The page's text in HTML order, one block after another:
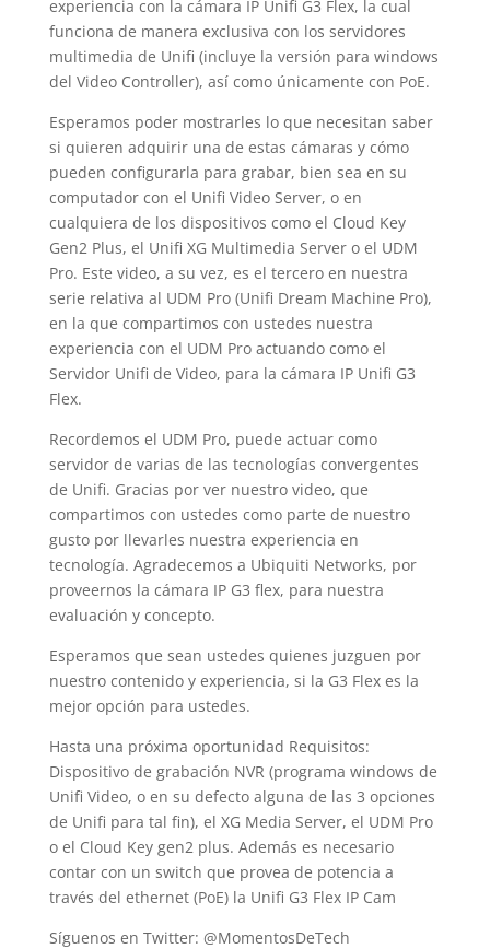
experiencia con la cámara IP Unifi G3 Flex, la cual
funciona de manera exclusiva con los servidores
multimedia de Unifi (incluye la versión para windows
del Video Controller), así como únicamente con PoE.
Esperamos poder mostrarles lo que necesitan saber
si quieren adquirir una de estas cámaras y cómo
pueden configurarla para grabar, bien sea en su
computador con el Unifi Video Server, o en
cualquiera de los dispositivos como el Cloud Key
Gen2 Plus, el Unifi XG Multimedia Server o el UDM
Pro. Este video, a su vez, es el tercero en nuestra
serie relativa al UDM Pro (Unifi Dream Machine Pro),
en la que compartimos con ustedes nuestra
experiencia con el UDM Pro actuando como el
Servidor Unifi de Video, para la cámara IP Unifi G3
Flex.
Recordemos el UDM Pro, puede actuar como
servidor de varias de las tecnologías convergentes
de Unifi. Gracias por ver nuestro video, que
compartimos con ustedes como parte de nuestro
gusto por llevarles nuestra experiencia en
tecnología. Agradecemos a Ubiquiti Networks, por
proveernos la cámara IP G3 flex, para nuestra
evaluación y concepto.
Esperamos que sean ustedes quienes juzguen por
nuestro contenido y experiencia, si la G3 Flex es la
mejor opción para ustedes.
Hasta una próxima oportunidad Requisitos:
Dispositivo de grabación NVR (programa windows de
Unifi Video, o en su defecto alguna de las 3 opciones
de Unifi para tal fin), el XG Media Server, el UDM Pro
o el Cloud Key gen2 plus. Además es necesario
contar con un switch que provea de potencia a
través del ethernet (PoE) la Unifi G3 Flex IP Cam
Síguenos en Twitter: @MomentosDeTech